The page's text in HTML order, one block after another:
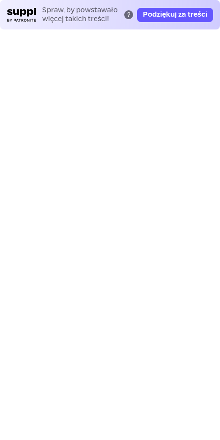
Spraw, by powstawało
więcej takich treści!
? Podziękuj za treści